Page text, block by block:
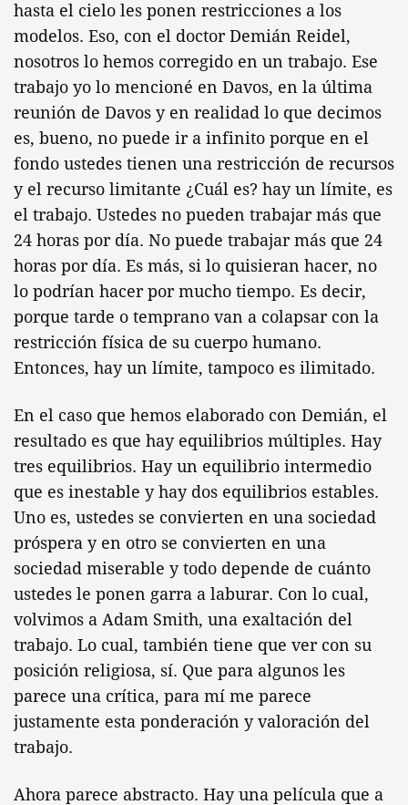
hasta el cielo les ponen restricciones a los
modelos. Eso, con el doctor Demián Reidel,
nosotros lo hemos corregido en un trabajo. Ese
trabajo yo lo mencioné en Davos, en la última
reunión de Davos y en realidad lo que decimos
es, bueno, no puede ir a infinito porque en el
fondo ustedes tienen una restricción de recursos
y el recurso limitante ¿Cuál es? hay un límite, es
el trabajo. Ustedes no pueden trabajar más que
24 horas por día. No puede trabajar más que 24
horas por día. Es más, si lo quisieran hacer, no
lo podrían hacer por mucho tiempo. Es decir,
porque tarde o temprano van a colapsar con la
restricción física de su cuerpo humano.
Entonces, hay un límite, tampoco es ilimitado.
En el caso que hemos elaborado con Demián, el
resultado es que hay equilibrios múltiples. Hay
tres equilibrios. Hay un equilibrio intermedio
que es inestable y hay dos equilibrios estables.
Uno es, ustedes se convierten en una sociedad
próspera y en otro se convierten en una
sociedad miserable y todo depende de cuánto
ustedes le ponen garra a laburar. Con lo cual,
volvimos a Adam Smith, una exaltación del
trabajo. Lo cual, también tiene que ver con su
posición religiosa, sí. Que para algunos les
parece una crítica, para mí me parece
justamente esta ponderación y valoración del
trabajo.
Ahora parece abstracto. Hay una película que a